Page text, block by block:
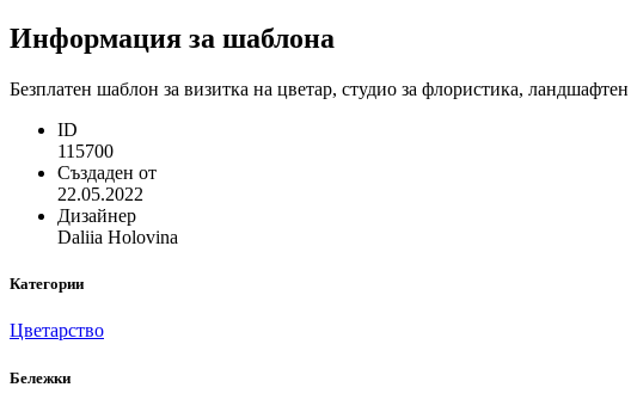
Информация за шаблона
Безплатен шаблон за визитка на цветар, студио за флористика,
ID
115700
Създаден от
22.05.2022
Дизайнер
Daliia Holovina
Категории
Цветарство
Бележки